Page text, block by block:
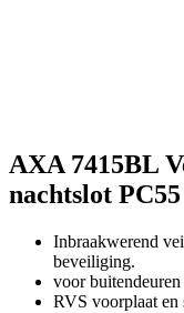
AXA 7415BL
nachtslot
Inbraakwerend
beveiliging.
voor
RVS voorplaat en